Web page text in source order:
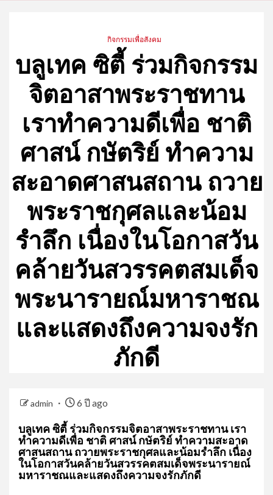
กิจกรรมเพื่อสังคม
บลูเทค ซิตี้ ร่วมกิจกรรม
จิตอาสาพระราชทาน
เราทำความดีเพื่อ ชาติ
ศาสน์ กษัตริย์ ทำความ
สะอาดศาสนสถาน ถวาย
พระราชกุศลและน้อม
รำลึก เนื่องในโอกาสวัน
คล้ายวันสวรรคตสมเด็จ
พระนารายณ์มหาราชณ
และแสดงถึงความจงรัก
ภักดี
admin 6 ปี ago
บลูเทค ซิตี้ ร่วมกิจกรรมจิตอาสาพระราชทาน เรา
ทำความดีเพื่อ ชาติ ศาสน์ กษัตริย์ ทำความสะอาด
ศาสนสถาน ถวายพระราชกุศลและน้อมรำลึก เนื่อง
ในโอกาสวันคล้ายวันสวรรคตสมเด็จพระนารายณ์
มหาราชณและแสดงถึงความจงรักภักดี